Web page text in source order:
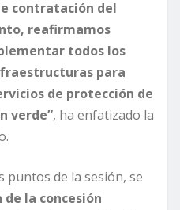
contratación del
reafirmamos
todos los
para
de protección de
verde”, ha enfatizado la
puntos de la sesión, se
la concesión